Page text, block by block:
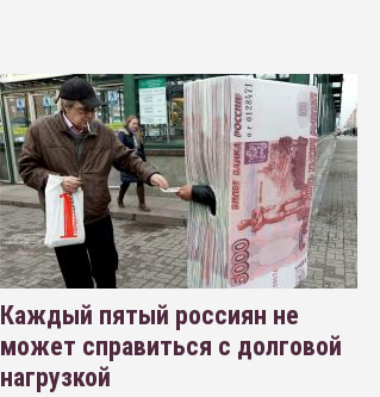
Каждый пятый россиян не
может справиться с долговой
нагрузкой